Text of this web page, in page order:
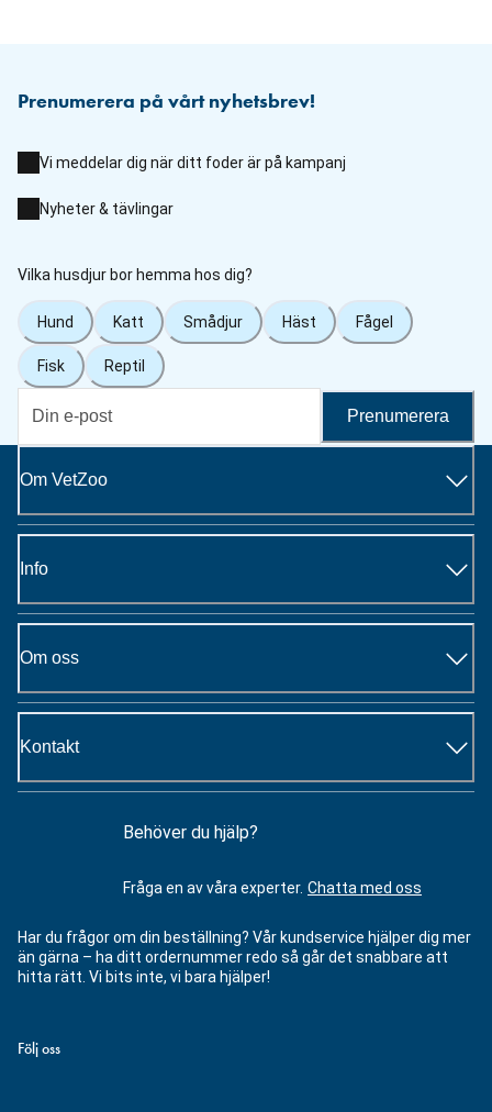
Prenumerera på vårt nyhetsbrev!
Vi meddelar dig när ditt foder är på kampanj
Nyheter & tävlingar
Vilka husdjur bor hemma hos dig?
Hund Katt Smådjur Häst Fågel
Fisk Reptil
Prenumerera
Om VetZoo
Info
Om oss
Kontakt
Behöver du hjälp?
Fråga en av våra experter. Chatta med oss
Har du frågor om din beställning? Vår kundservice hjälper dig mer
än gärna – ha ditt ordernummer redo så går det snabbare att
hitta rätt. Vi bits inte, vi bara hjälper!
Följ oss